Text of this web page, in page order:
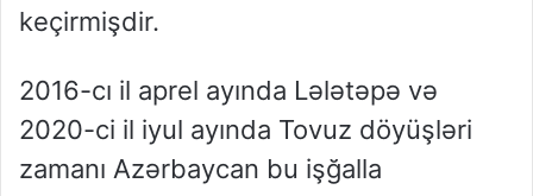
keçirmişdir.
2016-cı il aprel ayında Lələtəpə və
2020-ci il iyul ayında Tovuz döyüşləri
zamanı Azərbaycan bu işğalla